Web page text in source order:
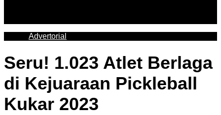
Advertorial
Seru! 1.023 Atlet Berlaga
di Kejuaraan Pickleball
Kukar 2023